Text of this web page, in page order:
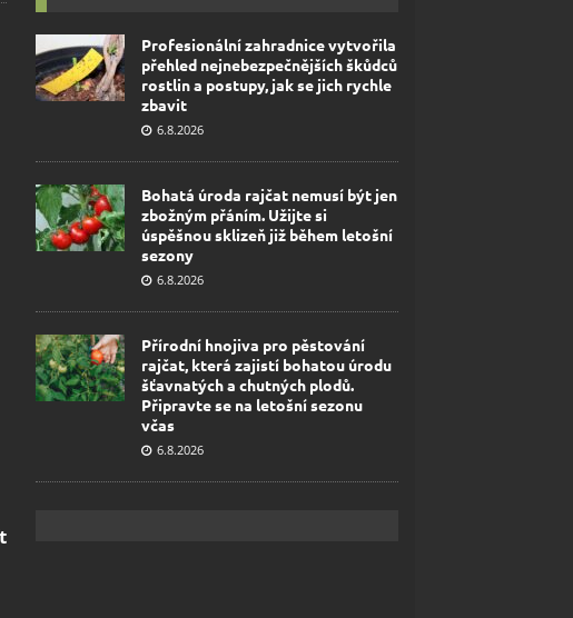
Profesionální zahradnice vytvořila
přehled nejnebezpečnějších škůdců
rostlin a postupy, jak se jich rychle
zbavit
6.8.2026
Bohatá úroda rajčat nemusí být jen
zbožným přáním. Užijte si
úspěšnou sklizeň již během letošní
sezony
6.8.2026
Přírodní hnojiva pro pěstování
rajčat, která zajistí bohatou úrodu
šťavnatých a chutných plodů.
Připravte se na letošní sezonu
včas
6.8.2026